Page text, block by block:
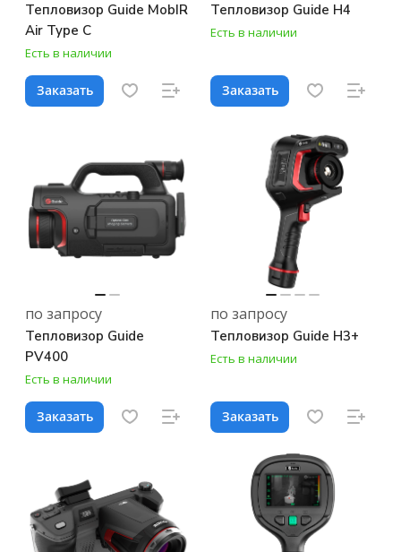
Тепловизор Guide MobIR
Air Type C
Есть в наличии
Заказать
Тепловизор Guide H4
Есть в наличии
Заказать
по запросу
Тепловизор Guide
PV400
Есть в наличии
Заказать
по запросу
Тепловизор Guide H3+
Есть в наличии
Заказать